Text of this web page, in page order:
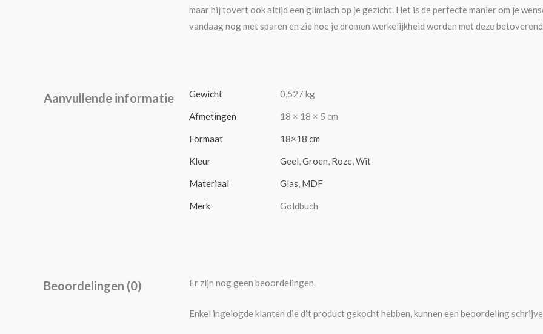
maar hij tovert ook altijd een glimlach op je gezicht. Het is de perfecte manier om je
vandaag nog met sparen en zie hoe je dromen werkelijkheid worden met deze
Aanvullende informatie Gewicht 0,527 kg
Afmetingen 18 × 18 × 5 cm
Formaat 18×18 cm
Kleur Geel,Groen, Roze,Wit
Materiaal Glas, MDF
Merk Goldbuch
Beoordelingen (0) Er zijn nog geen beoordelingen.
Enkel ingelogde klanten die dit product gekocht hebben, kunnen een beoordeling